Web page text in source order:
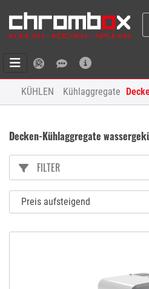
KÜHLEN Kühlaggregate
Decken-Kühlaggregate
FILTER